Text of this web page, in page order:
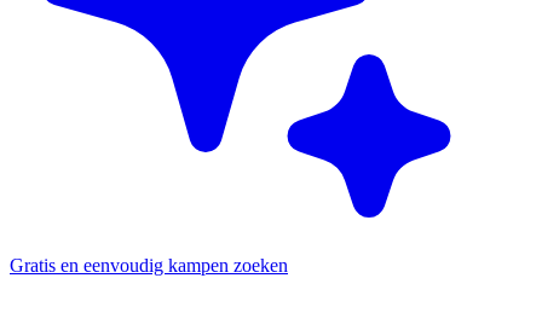
Gratis en eenvoudig kampen zoeken